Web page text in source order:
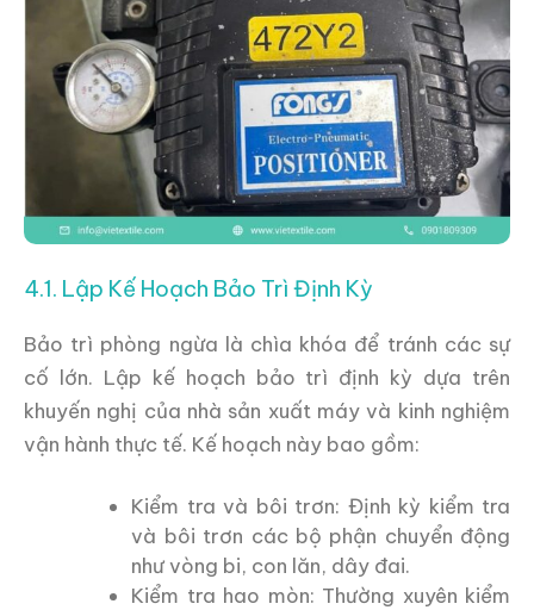
4.1. Lập Kế Hoạch Bảo Trì Định Kỳ
Bảo trì phòng ngừa là chìa khóa để tránh các sự
cố lớn. Lập kế hoạch bảo trì định kỳ dựa trên
khuyến nghị của nhà sản xuất máy và kinh nghiệm
vận hành thực tế. Kế hoạch này bao gồm:
Kiểm tra và bôi trơn: Định kỳ kiểm tra
và bôi trơn các bộ phận chuyển động
như vòng bi, con lăn, dây đai.
Kiểm tra hao mòn: Thường xuyên kiểm